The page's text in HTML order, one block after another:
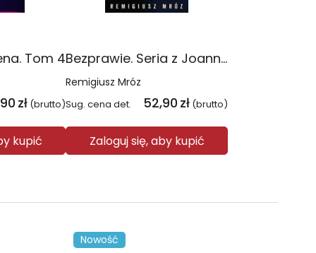
Tom 4
zł (brutto)
kupić
Bezprawie. Seria z Joanną Chyłką. Tom 20
Remigiusz Mróz
Sug. cena det. 52,90 zł (brutto)
Zaloguj się, aby kupić
Nowość